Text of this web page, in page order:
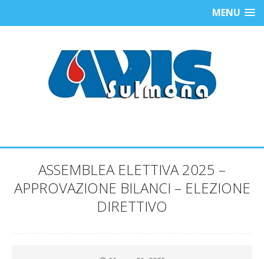
MENU
ASSEMBLEA ELETTIVA 2025 –
APPROVAZIONE BILANCI – ELEZIONE
DIRETTIVO